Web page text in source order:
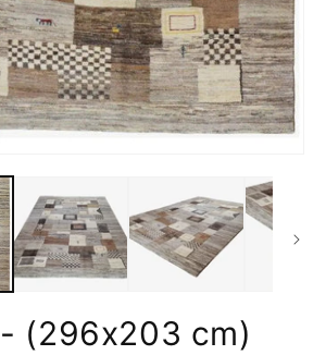
(296x203 cm)